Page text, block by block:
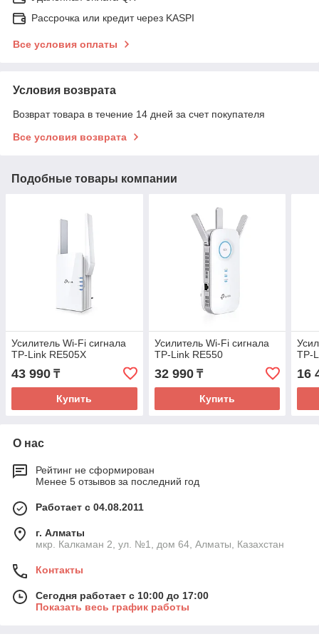
Рассрочка или кредит через KASPI
Все условия оплаты
Условия возврата
Возврат товара в течение 14 дней за счет покупателя
Все условия возврата
Подобные товары компании
Усилитель Wi-Fi сигнала
TP-Link RE505X
43 990 ₸
Купить
Усилитель Wi-Fi сигнала
TP-Link RE550
32 990₸
Купить
TP-
16
О нас
Рейтинг не сформирован
Менее 5 отзывов за последний год
Работает с 04.08.2011
г. Алматы
мкр. Калкаман 2, ул. №1, дом 64, Алматы, Казахстан
Контакты
Сегодня работает с 10:00 до 17:00
Показать весь график работы